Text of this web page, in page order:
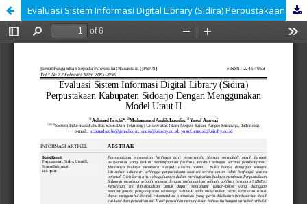
Evaluasi Sistem Informasi Digital Library (Sidira) Perpustakaan Kabupaten Sidoarjo Dengan Menggunakan Model Utaut II